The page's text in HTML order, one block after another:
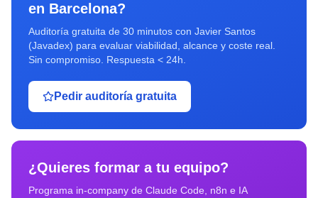
en Barcelona?
Auditoría gratuita de 30 minutos con Javier Santos
(Javadex) para evaluar viabilidad, alcance y coste real.
Sin compromiso. Respuesta < 24h.
Pedir auditoría gratuita
¿Quieres formar a tu equipo?
Programa in-company de Claude Code, n8n e IA